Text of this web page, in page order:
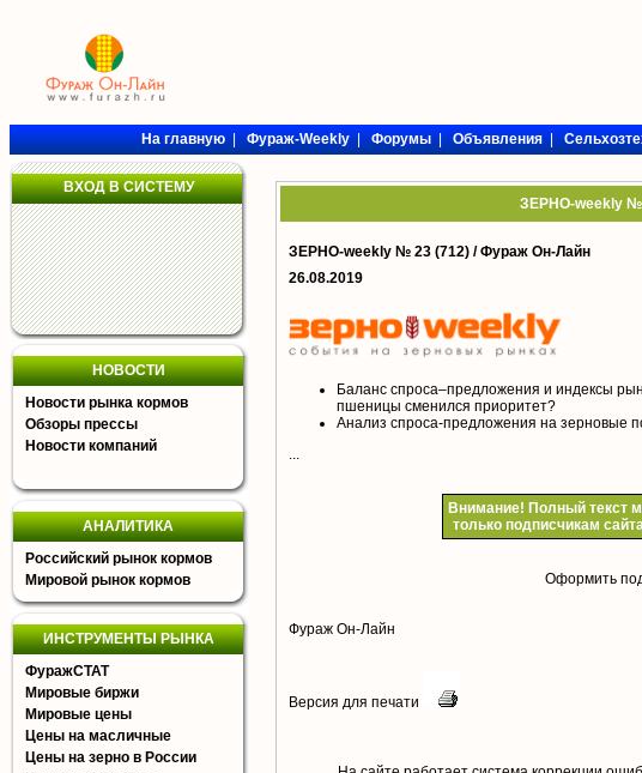
На главную|Фураж-Weekly|Форумы|Объявления|
ВХОД В СИСТЕМУ
НОВОСТИ
Новости рынка кормов
Обзоры прессы
Новости компаний
АНАЛИТИКА
Российский рынок кормов
Мировой рынок кормов
ИНСТРУМЕНТЫ РЫНКА
ФуражСТАТ
Мировые биржи
Мировые цены
Цены на масличные
Цены на зерно в России
ЗЕРНО-weekly №
ЗЕРНО-weekly № 23 (712) /Фураж Он-Лайн
26.08.2019
Баланс спроса–предложения и индексы
пшеницы сменился приоритет?
Анализ спроса-предложения на зерновые
...
Внимание! Полный текст
только подписчикам
Оформить
Фураж Он-Лайн
Версия для печати